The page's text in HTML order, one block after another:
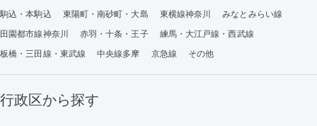
駒込・本駒込
東陽町・南砂町・大島 東横線神奈川
みなとみらい線
田園都市線神奈川
赤羽・十条・王子
練馬・大江戸線・西武線
板橋・三田線・東武線
中央線多摩 京急線 その他
行政区から探す